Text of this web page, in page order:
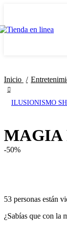
Inicio
ILUSIONISMO
MAGIA
-50%
53 personas están
¿Sabías que con la